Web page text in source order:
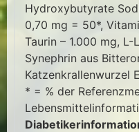
Hydroxybutyrate
0,70 mg = 50*,
Taurin – 1.000 mg,
Synephrin aus
Katzenkrallenwurzel
* = % der